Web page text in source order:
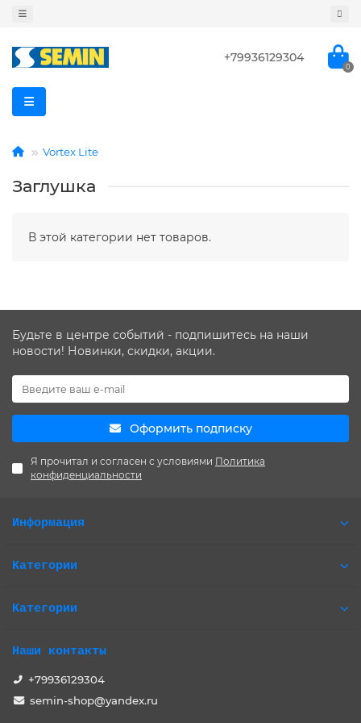
+79936129304
0
Vortex Lite
Заглушка
В этой категории нет товаров.
Будьте в центре событий - подпишитесь на наши
новости! Новинки, скидки, акции.
Оформить подписку
Я прочитал и согласен с условиями Политика
конфиденциальности
Информация
Категории
Категории
Наши контакты
+79936129304
semin-shop@yandex.ru